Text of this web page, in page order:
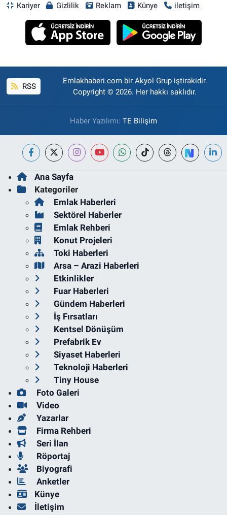
Kariyer
Gizlilik Reklam Künye iletişim
RSS
Emlakhaberi.com bir Akyol Grup iştirakidir.
Copyright © 2026. Her hakkı saklıdır.
Haber Yazılımı: TE Bilişim
Ana Sayfa
Kategoriler
Emlak Haberleri
Sektörel Haberler
Emlak Rehberi
Konut Projeleri
Toki Haberleri
Arsa – Arazi Haberleri
Etkinlikler
Fuar Haberleri
Gündem Haberleri
İş Fırsatları
Kentsel Dönüşüm
Prefabrik Ev
Siyaset Haberleri
Teknoloji Haberleri
Tiny House
Foto Galeri
Video
Yazarlar
Firma Rehberi
Seri İlan
Röportaj
Biyografi
Anketler
Künye
İletişim